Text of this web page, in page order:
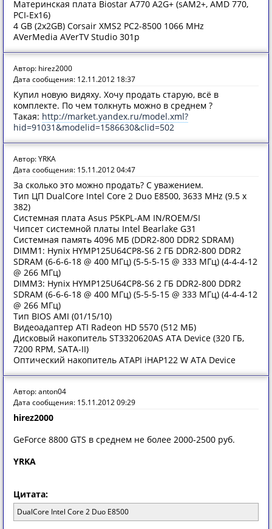
Материнская плата Biostar A770 A2G+ (sAM2+, AMD 770,
PCI-Ex16)
4 GB (2x2GB) Corsair XMS2 PC2-8500 1066 MHz
AVerMedia AVerTV Studio 301p
Автор: hirez2000
Дата сообщения: 12.11.2012 18:37
Купил новую видяху. Хочу продать старую, всё в
комплекте. По чем толкнуть можно в среднем ?
Такая: http://market.yandex.ru/model.xml?
hid=91031&modelid=1586630&clid=502
Автор: YRKA
Дата сообщения: 15.11.2012 04:47
За сколько это можно продать? С уважением.
Тип ЦП DualCore Intel Core 2 Duo E8500, 3633 MHz (9.5 x
382)
Системная плата Asus P5KPL-AM IN/ROEM/SI
Чипсет системной платы Intel Bearlake G31
Системная память 4096 МБ (DDR2-800 DDR2 SDRAM)
DIMM1: Hynix HYMP125U64CP8-S6 2 ГБ DDR2-800 DDR2
SDRAM (6-6-6-18 @ 400 МГц) (5-5-5-15 @ 333 МГц) (4-4-4-12
@ 266 МГц)
DIMM3: Hynix HYMP125U64CP8-S6 2 ГБ DDR2-800 DDR2
SDRAM (6-6-6-18 @ 400 МГц) (5-5-5-15 @ 333 МГц) (4-4-4-12
@ 266 МГц)
Тип BIOS AMI (01/15/10)
Видеоадаптер ATI Radeon HD 5570 (512 МБ)
Дисковый накопитель ST3320620AS ATA Device (320 ГБ,
7200 RPM, SATA-II)
Оптический накопитель ATAPI iHAP122 W ATA Device
Автор: anton04
Дата сообщения: 15.11.2012 09:29
hirez2000
GeForce 8800 GTS в среднем не более 2000-2500 руб.
YRKA
Цитата:
DualCore Intel Core 2 Duo E8500